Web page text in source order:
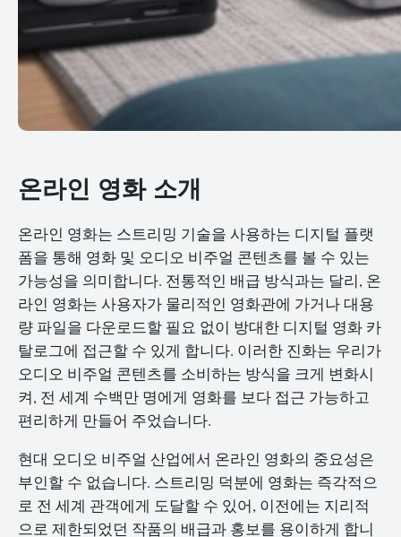
온라인 영화 소개
온라인 영화는 스트리밍 기술을 사용하는 디지털 플랫
폼을 통해 영화 및 오디오 비주얼 콘텐츠를 볼 수 있는
가능성을 의미합니다. 전통적인 배급 방식과는 달리, 온
라인 영화는 사용자가 물리적인 영화관에 가거나 대용
량 파일을 다운로드할 필요 없이 방대한 디지털 영화 카
탈로그에 접근할 수 있게 합니다. 이러한 진화는 우리가
오디오 비주얼 콘텐츠를 소비하는 방식을 크게 변화시
켜, 전 세계 수백만 명에게 영화를 보다 접근 가능하고
편리하게 만들어 주었습니다.
현대 오디오 비주얼 산업에서 온라인 영화의 중요성은
부인할 수 없습니다. 스트리밍 덕분에 영화는 즉각적으
로 전 세계 관객에게 도달할 수 있어, 이전에는 지리적
으로 제한되었던 작품의 배급과 홍보를 용이하게 합니